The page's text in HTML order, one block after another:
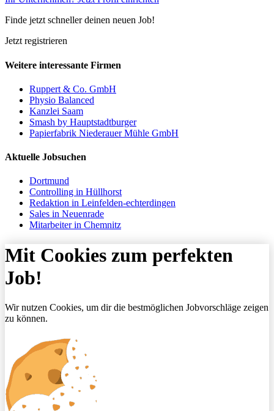
Finde jetzt schneller deinen neuen Job!
Jetzt registrieren
Weitere interessante Firmen
Ruppert & Co. GmbH
Physio Balanced
Kanzlei Saam
Smash by Hauptstadtburger
Papierfabrik Niederauer Mühle GmbH
Aktuelle Jobsuchen
Dortmund
Controlling in Hüllhorst
Redaktion in Leinfelden-echterdingen
Sales in Neuenrade
Mitarbeiter in Chemnitz
Mit Cookies zum perfekten
Job!
Wir nutzen Cookies, um dir die bestmöglichen Jobvorschläge zeigen
zu können.